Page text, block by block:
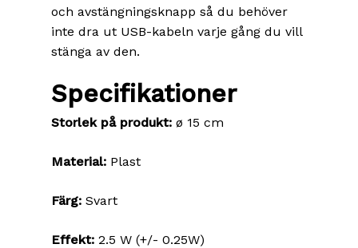
och avstängningsknapp så du behöver
inte dra ut USB-kabeln varje gång du vill
stänga av den.
Specifikationer
Storlek på produkt: ø 15 cm
Material: Plast
Färg: Svart
Effekt: 2.5 W (+/- 0.25W)